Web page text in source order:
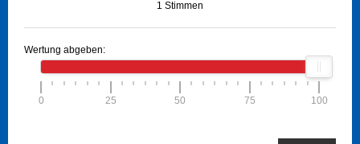
1 Stimmen
Wertung abgeben:
0 25 50 75 100